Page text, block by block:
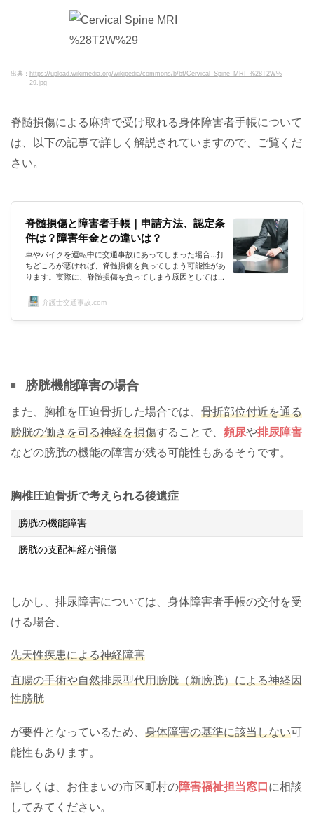
出典： https://upload.wikimedia.org/wikipedia/commons/b/bf/Cervical_Spine_MRI_%28T2W%
29.jpg
脊髄損傷による麻痺で受け取れる身体障害者手帳について
は、以下の記事で詳しく解説されていますので、ご覧くだ
さい。
脊髄損傷と障害者手帳｜申請方法、認定条
件は？障害年金との違いは？
車やバイクを運転中に交通事故にあってしまった場合…打
ちどころが悪ければ、脊髄損傷を負ってしまう可能性があ
ります。実際に、脊髄損傷を負ってしまう原因としては、
m/OT1029618/status/955764717242302465脊髄を損
が高くなってしまいます。後遺症が残った場合、もちろん
弁護士交通事故.com
膀胱機能障害の場合
また、胸椎を圧迫骨折した場合では、 骨折部位付近を通る
膀胱の働きを司る神経を損傷することで、 頻尿や排尿障害
などの膀胱の機能の障害が残る可能性もあるそうです。
胸椎圧迫骨折で考えられる後遺症
膀胱の機能障害
膀胱の支配神経が損傷
しかし、排尿障害については、身体障害者手帳の交付を受
ける場合、
先天性疾患による神経障害
直腸の手術や自然排尿型代用膀胱（新膀胱）による神経因
性膀胱
が要件となっているため、 身体障害の基準に該当しない可
能性もあります。
詳しくは、お住まいの市区町村の障害福祉担当窓口 に相談
してみてください。